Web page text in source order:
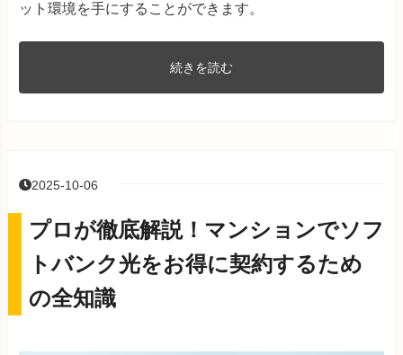
ット環境を手にすることができます。
続きを読む
2025-10-06
プロが徹底解説！マンションでソフ
トバンク光をお得に契約するため
の全知識